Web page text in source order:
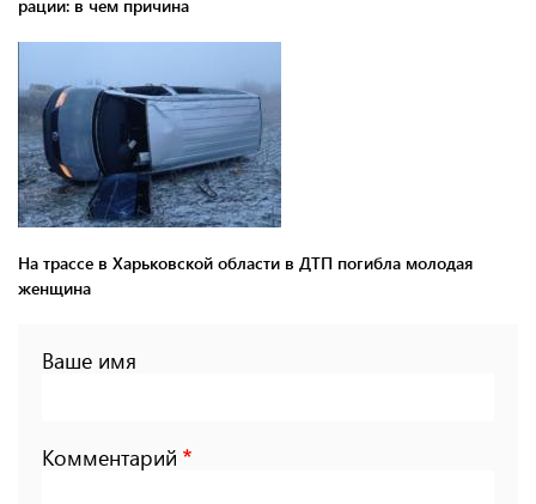
рации: в чем причина
На трассе в Харьковской области в ДТП погибла молодая
женщина
Ваше имя
Комментарий